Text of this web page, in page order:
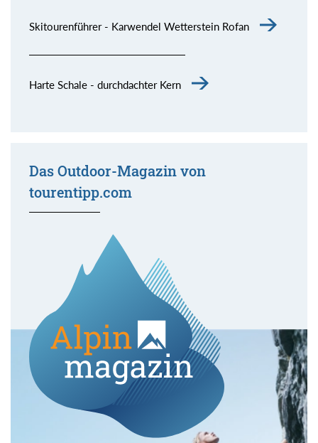
Skitourenführer - Karwendel Wetterstein Rofan
Harte Schale - durchdachter Kern
Das Outdoor-Magazin von
tourentipp.com